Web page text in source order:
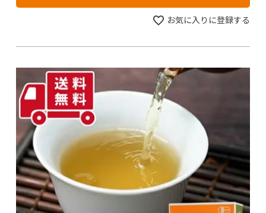
お気に入りに登録する